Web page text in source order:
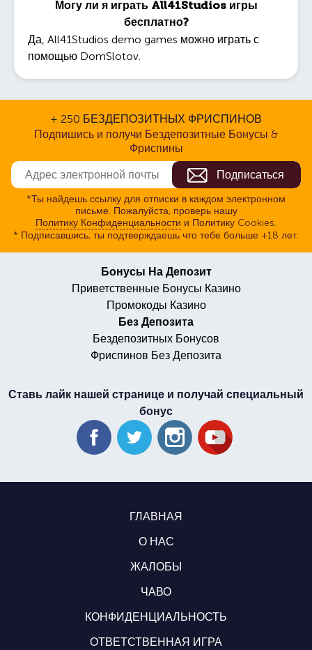
Могу ли я играть All41Studios игры
бесплатно?
Да, All41Studios demo games можно играть с
помощью DomSlotov.
+ 250 БЕЗДЕПОЗИТНЫХ ФРИСПИНОВ
Подпишись и получи Бездепозитные Бонусы &
Фриспины
*Ты найдешь ссылку для отписки в каждом электронном
письме. Пожалуйста, проверь нашу
Политику Конфиденциальности и Политику Cookies.
* Подписавшись, ты подтверждаешь что тебе больше +18 лет.
Бонусы На Депозит
Приветственные Бонусы Казино
Промокоды Казино
Без Депозита
Бездепозитных Бонусов
Фриспинов Без Депозита
Ставь лайк нашей странице и получай специальный
бонус
ГЛАВНАЯ
О НАС
ЖАЛОБЫ
ЧАВО
КОНФИДЕНЦИАЛЬНОСТЬ
ОТВЕТСТВЕННАЯ ИГРА